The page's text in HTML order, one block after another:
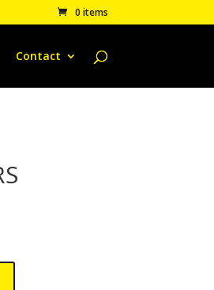
0 items
Contact